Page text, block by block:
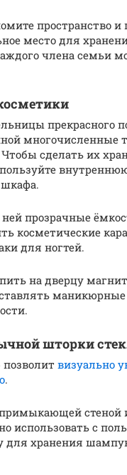
пространство и
место для
члена семьи
прекрасного
многочисленные
сделать их
шкафа.
прозрачные
косметические
для ногтей.
на дверцу
маникюрные
шторки
позволит визуально
.
стеной
использовать с
для хранения